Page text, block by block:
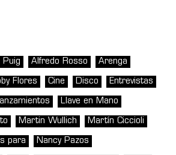
Puig Alfredo Rosso Arenga
Flores Cine Disco Entrevistas
Llave en Mano
Martin Wullich Martín Ciccioli
para Nancy Pazos